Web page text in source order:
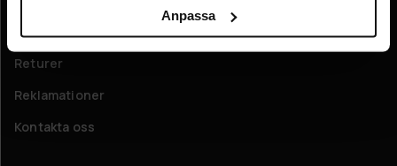
Anpassa
Leverans
Returer
Reklamationer
Kontakta oss